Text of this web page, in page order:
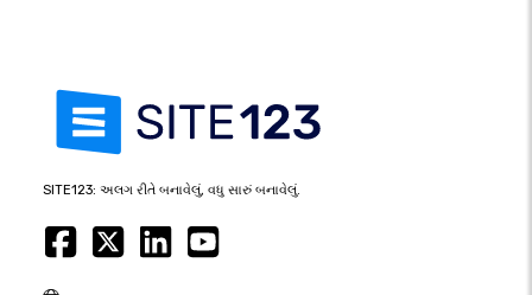
SITE123: અલગ રીતે બનાવેલું, વધુ સારું બનાવેલું.